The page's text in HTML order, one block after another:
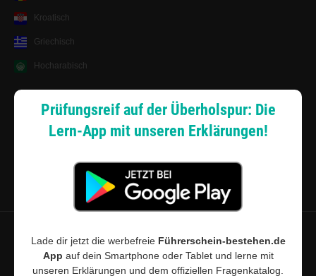
Prüfungsreif auf der Überholspur: Die
Lern-App mit unseren Erklärungen!
Lade dir jetzt die werbefreie Führerschein-bestehen.de
App auf dein Smartphone oder Tablet und lerne mit
unseren Erklärungen und dem offiziellen Fragenkatalog.
Kroatisch
Griechisch
Hocharabisch
Lernsystem
Android App
· Impressum · Cookie-Einstellungen